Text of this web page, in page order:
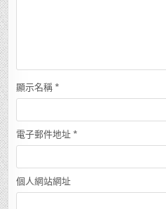
顯示名稱 *
電子郵件地址 *
個人網站網址